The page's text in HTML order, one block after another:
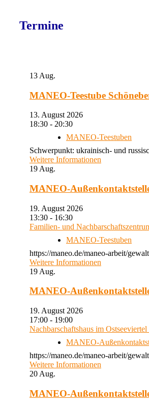
Termine
13 Aug.
MANEO-Teestube
13. August 2026
18:30 - 20:30
MANEO-Teestuben
Schwerpunkt: ukrainisch- und
Weitere Informationen
19 Aug.
MANEO-
19. August 2026
13:30 - 16:30
Familien- und
MANEO-Teestuben
https://maneo.de/maneo-arbeit/
Weitere Informationen
19 Aug.
MANEO-
19. August 2026
17:00 - 19:00
Nachbarschaftshaus im
MANEO-
https://maneo.de/maneo-arbeit/
Weitere Informationen
20 Aug.
MANEO-